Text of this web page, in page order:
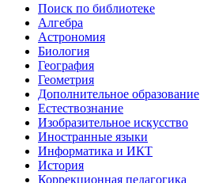
Поиск по библиотеке
Алгебра
Астрономия
Биология
География
Геометрия
Дополнительное образование
Естествознание
Изобразительное искусство
Иностранные языки
Информатика и ИКТ
История
Коррекционная педагогика